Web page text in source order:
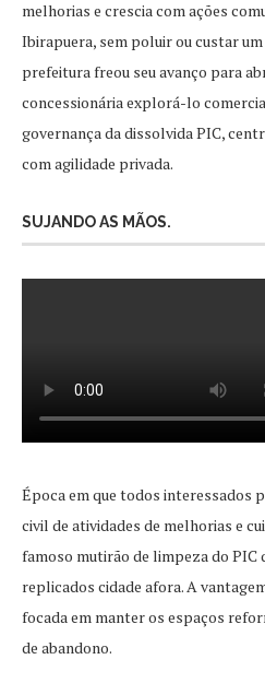
melhorias e crescia com ações
Ibirapuera, sem poluir ou custar
prefeitura freou seu avanço para
concessionária explorá-lo
governança da dissolvida PIC,
com agilidade privada.
SUJANDO AS MÃOS.
Época em que todos interessados
civil de atividades de melhorias e
famoso mutirão de limpeza do
replicados cidade afora. A
focada em manter os espaços
de abandono.